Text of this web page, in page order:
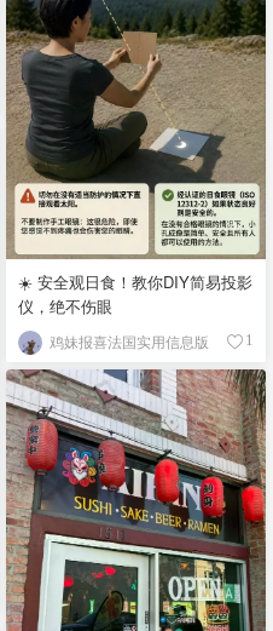
☀️ 安全观日食！教你DIY简易投影
仪，绝不伤眼
鸡妹报喜法国实用信息版 1